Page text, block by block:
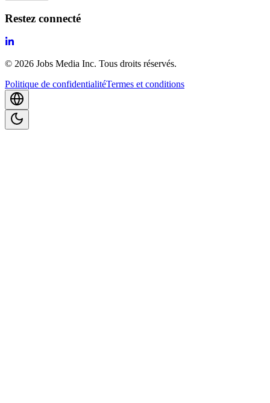
Restez connecté
© 2026 Jobs Media Inc. Tous droits réservés.
Politique de confidentialitéTermes et conditions